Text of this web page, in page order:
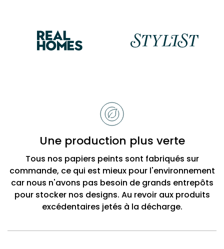
BobbiUne production plus verte
Tous nos papiers peints sont fabriqués sur
commande, ce qui est mieux pour l'environnement
car nous n'avons pas besoin de grands entrepôts
pour stocker nos designs. Au revoir aux produits
excédentaires jetés à la décharge.